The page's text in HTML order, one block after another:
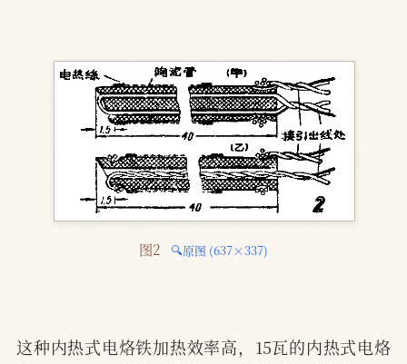
图2 🔍原图 (637×337)
这种内热式电烙铁加热效率高，15瓦的内热式电烙